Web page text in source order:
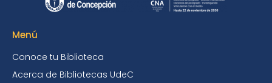
Menú
Conoce tu Biblioteca
Acerca de Bibliotecas UdeC